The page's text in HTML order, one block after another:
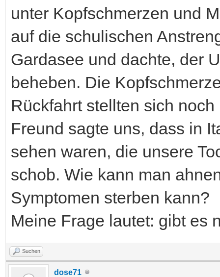
unter Kopfschmerzen und
auf die schulischen
Gardasee und dachte, der
beheben. Die
Rückfahrt stellten sich
Freund sagte uns, dass in
sehen waren, die unsere
schob. Wie kann man
Symptomen sterben kann?
Meine Frage lautet: gibt es
Suchen
dose71